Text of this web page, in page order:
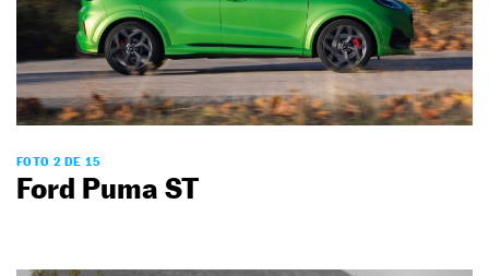
FOTO 2 DE 15
Ford Puma ST